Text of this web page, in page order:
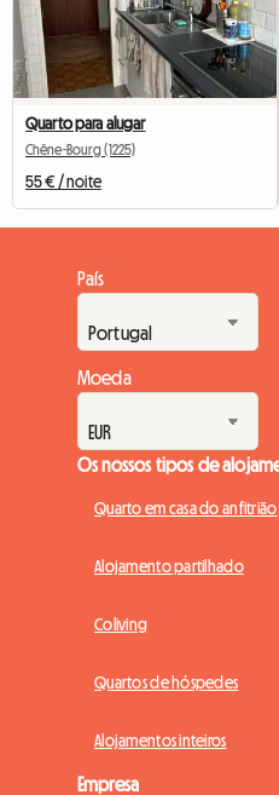
Quarto para alugar
Chêne-Bourg (1225)
55 € / noite
País
Moeda
Os nossos tipos de
Quarto em casa do anfitrião
Alojamento partilhado
Coliving
Quartos de hóspedes
Alojamentos inteiros
Empresa